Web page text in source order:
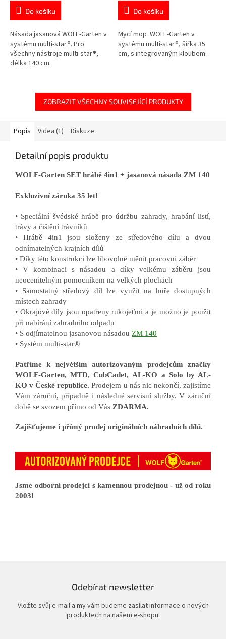
Do košíku
Násada jasanová WOLF-Garten v
systému multi-star®. Pro
všechny nástroje multi-star®,
délka 140 cm.
Do košíku
Mycí mop WOLF-Garten v
systému multi-star®, šířka 35
cm, s integrovaným kloubem.
ZOBRAZIT VŠECHNY SOUVISEJÍCÍ PRODUKTY
Popis Videa (1) Diskuze
Detailní popis produktu
WOLF-Garten SET hrábě 4in1 + jasanová násada ZM 140
Exkluzivní záruka 35 let!
• Speciální švédské hrábě pro údržbu zahrady, hrabání listí,
trávy a čištění trávníků
• Hrábě 4in1 jsou složeny ze středového dílu a dvou
odnímatelných krajních dílů
• Díky této konstrukci lze libovolně měnit pracovní záběr
• V kombinaci s násadou a díky velkému záběru jsou
neocenitelným pomocníkem na velkých plochách
• Samostatný středový díl lze využít na hůře dostupných
místech zahrady
• Okrajové díly jsou opatřeny rukojeťmi a je možno je použít
při nabírání zahradního odpadu
• S odjímatelnou jasanovou násadou ZM 140
• Systém multi-star®
Patříme k největším autorizovaným prodejcům značky
WOLF-Garten, MTD, CubCadet, AL-KO a Solo by AL-
KO v České republice.Prodejem u nás nic nekončí, zajistíme
Vám záruční, případně i následné servisní služby. V záruční
době se svozem přímo od Vás ZDARMA.
Zajišťujeme i přímý prodej originálních náhradních dílů.
Jsme odborní prodejci s kamennou prodejnou - už od roku
2003!
Odebírat newsletter
Vložte svůj e-mail a my vám budeme zasílat informace o nových
produktech na našem e-shopu.